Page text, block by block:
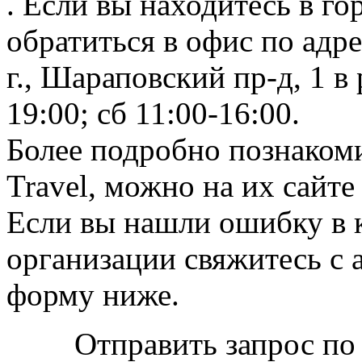
обратиться в офис по
г., Шараповский пр-д, 1 в
19:00; сб 11:00-16:00.
Более подробно
Travel, можно на их
Если вы нашли ошибку в
организации свяжитесь
форму ниже.
Отправить запрос